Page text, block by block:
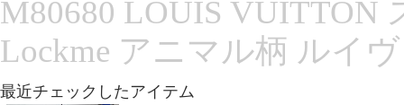
M80680 LOUIS VUITTON
Lockme アニマル柄 ルイ
最近チェックしたアイテム